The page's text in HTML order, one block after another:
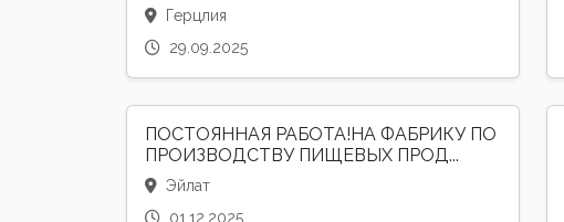
Герцлия
29.09.2025
ПОСТОЯННАЯ РАБОТА!НА ФАБРИКУ ПО
ПРОИЗВОДСТВУ ПИЩЕВЫХ ПРОД...
Эйлат
01.12.2025